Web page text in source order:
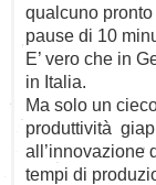
qualcuno
pause di 10
E’ vero che in
in Italia.
Ma solo un
produttività
all’innovazione
tempi di